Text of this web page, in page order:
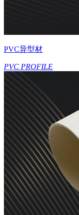
PVC异型材
PVC PROFILE